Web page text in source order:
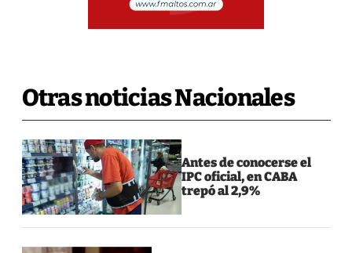
Otras noticias Nacionales
Antes de conocerse el
IPC oficial, en CABA
trepó al 2,9%